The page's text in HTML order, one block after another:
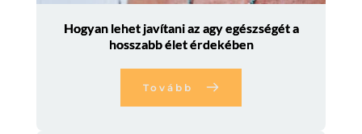
Hogyan lehet javítani az agy egészségét a
hosszabb élet érdekében
Tovább